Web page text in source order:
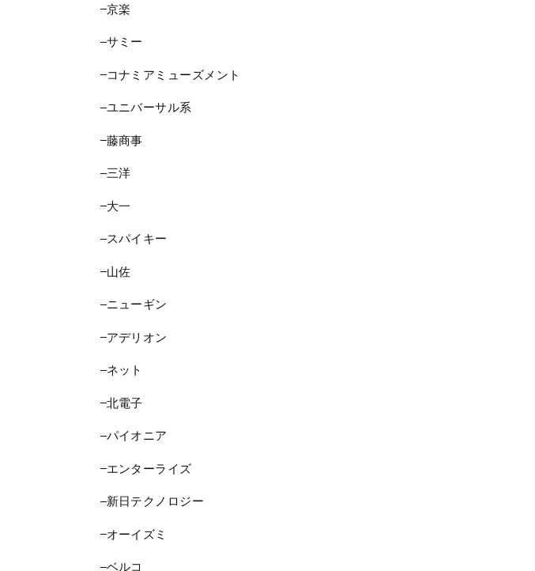
京楽
サミー
コナミアミューズメント
ユニバーサル系
藤商事
三洋
大一
スパイキー
山佐
ニューギン
アデリオン
ネット
北電子
パイオニア
エンターライズ
新日テクノロジー
オーイズミ
ベルコ